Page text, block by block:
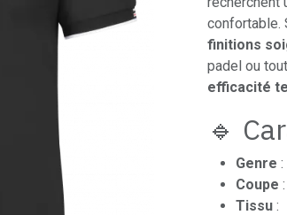
confortable.
finitions
padel ou
efficacité
🔹
Genre
Coupe
Tissu :